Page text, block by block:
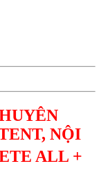
NỘI
ALL +